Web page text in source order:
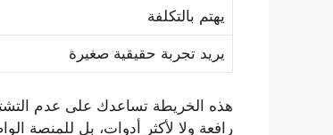
يهتم بالتكلفة
يريد تجربة حقيقية صغيرة
هذه الخريطة تساعدك على عدم
رافعة ولا لأكثر أدوات، بل للمنصة